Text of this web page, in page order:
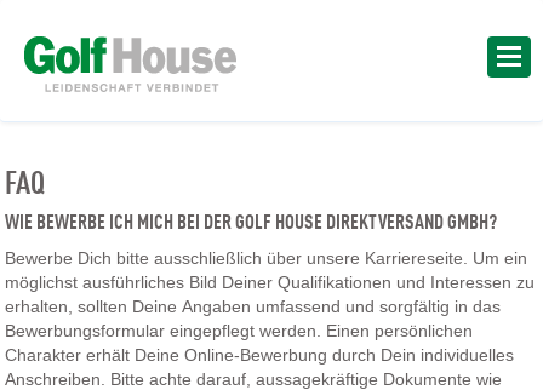
FAQ
WIE BEWERBE ICH MICH BEI DER GOLF HOUSE DIREKTVERSAND GMBH?
Bewerbe Dich bitte ausschließlich über unsere Karriereseite. Um ein
möglichst ausführliches Bild Deiner Qualifikationen und Interessen zu
erhalten, sollten Deine Angaben umfassend und sorgfältig in das
Bewerbungsformular eingepflegt werden. Einen persönlichen
Charakter erhält Deine Online-Bewerbung durch Dein individuelles
Anschreiben. Bitte achte darauf, aussagekräftige Dokumente wie